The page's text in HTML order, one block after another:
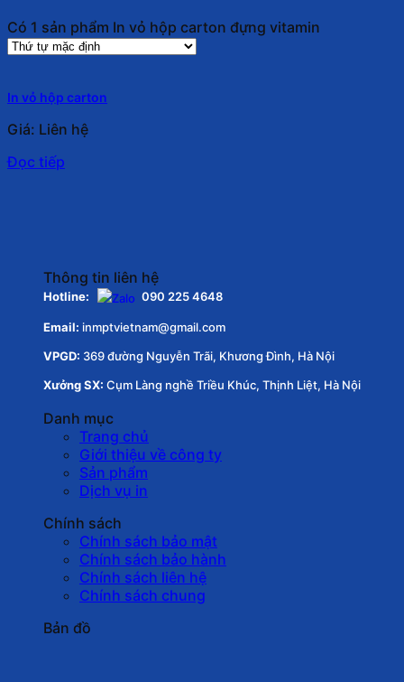
Có 1 sản phẩm In vỏ hộp carton đựng vitamin
In vỏ hộp carton
Giá: Liên hệ
Đọc tiếp
Thông tin liên hệ
Hotline: 090 225 4648
Email: inmptvietnam@gmail.com
VPGD: 369 đường Nguyễn Trãi, Khương Đình, Hà Nội
Xưởng SX: Cụm Làng nghề Triều Khúc, Thịnh Liệt, Hà Nội
Danh mục
Trang chủ
Giới thiệu về công ty
Sản phẩm
Dịch vụ in
Chính sách
Chính sách bảo mật
Chính sách bảo hành
Chính sách liên hệ
Chính sách chung
Bản đồ